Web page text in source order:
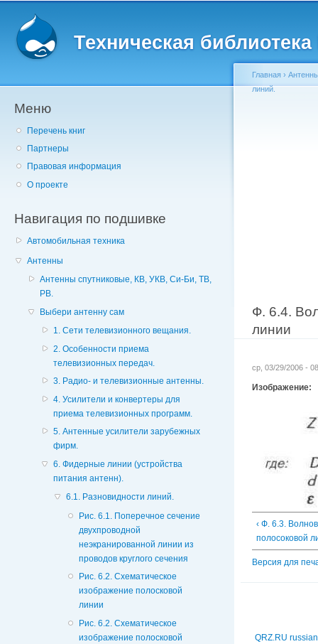
Техническая
Меню
Перечень книг
Партнеры
Правовая информация
О проекте
Навигация по подшивке
Автомобильная техника
Антенны
Антенны спутниковые, КВ, УКВ, Си-Би, ТВ,
РВ.
Выбери антенну сам
1. Сети телевизионного вещания.
2. Особенности приема
телевизионных передач.
3. Радио- и телевизионные антенны.
4. Усилители и конвертеры для
приема телевизионных программ.
5. Антенные усилители зарубежных
фирм.
6. Фидерные линии (устройства
питания антенн).
6.1. Разновидности линий.
Рис. 6.1. Поперечное сечение
двухпроводной
неэкранированной линии из
проводов круглого сечения
Рис. 6.2. Схематическое
изображение полосковой
линии
Рис. 6.2. Схематическое
изображение полосковой
Главная ›
линий.
Ф. 6.4.
линии
ср, 03/29/2006 -
Изображение:
‹ Ф. 6.3.
полосоковой
Версия для
QRZ.RU